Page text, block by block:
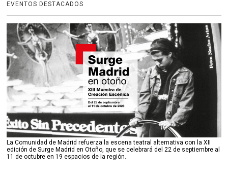
EVENTOS DESTACADOS
La Comunidad de Madrid refuerza la escena teatral alternativa con la XII
edición de Surge Madrid en Otoño, que se celebrará del 22 de septiembre al
11 de octubre en 19 espacios de la región.